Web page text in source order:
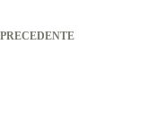
PRECEDENTE